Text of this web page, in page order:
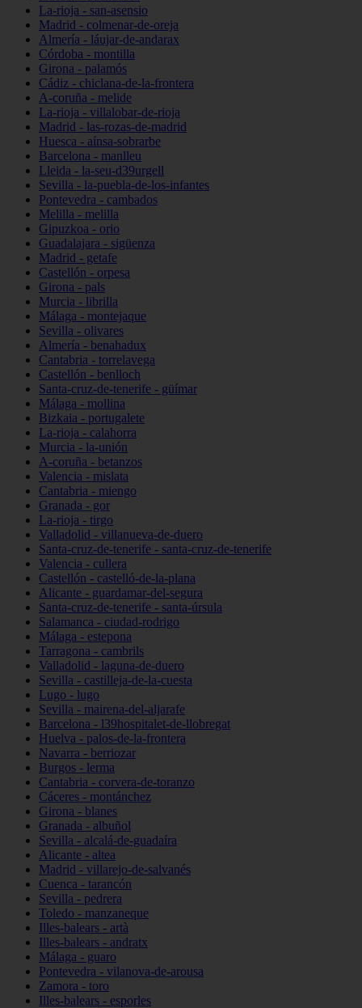
La-rioja - san-asensio
Madrid - colmenar-de-oreja
Almería - láujar-de-andarax
Córdoba - montilla
Girona - palamós
Cádiz - chiclana-de-la-frontera
A-coruña - melide
La-rioja - villalobar-de-rioja
Madrid - las-rozas-de-madrid
Huesca - aínsa-sobrarbe
Barcelona - manlleu
Lleida - la-seu-d39urgell
Sevilla - la-puebla-de-los-infantes
Pontevedra - cambados
Melilla - melilla
Gipuzkoa - orio
Guadalajara - sigüenza
Madrid - getafe
Castellón - orpesa
Girona - pals
Murcia - librilla
Málaga - montejaque
Sevilla - olivares
Almería - benahadux
Cantabria - torrelavega
Castellón - benlloch
Santa-cruz-de-tenerife - güímar
Málaga - mollina
Bizkaia - portugalete
La-rioja - calahorra
Murcia - la-unión
A-coruña - betanzos
Valencia - mislata
Cantabria - miengo
Granada - gor
La-rioja - tirgo
Valladolid - villanueva-de-duero
Santa-cruz-de-tenerife - santa-cruz-de-tenerife
Valencia - cullera
Castellón - castelló-de-la-plana
Alicante - guardamar-del-segura
Santa-cruz-de-tenerife - santa-úrsula
Salamanca - ciudad-rodrigo
Málaga - estepona
Tarragona - cambrils
Valladolid - laguna-de-duero
Sevilla - castilleja-de-la-cuesta
Lugo - lugo
Sevilla - mairena-del-aljarafe
Barcelona - l39hospitalet-de-llobregat
Huelva - palos-de-la-frontera
Navarra - berriozar
Burgos - lerma
Cantabria - corvera-de-toranzo
Cáceres - montánchez
Girona - blanes
Granada - albuñol
Sevilla - alcalá-de-guadaíra
Alicante - altea
Madrid - villarejo-de-salvanés
Cuenca - tarancón
Sevilla - pedrera
Toledo - manzaneque
Illes-balears - artà
Illes-balears - andratx
Málaga - guaro
Pontevedra - vilanova-de-arousa
Zamora - toro
Illes-balears - esporles